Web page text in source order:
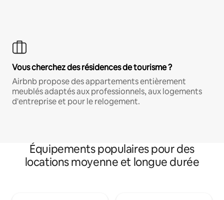
Vous cherchez des résidences de tourisme ?
Airbnb propose des appartements entièrement
meublés adaptés aux professionnels, aux logements
d'entreprise et pour le relogement.
Équipements populaires pour des
locations moyenne et longue durée